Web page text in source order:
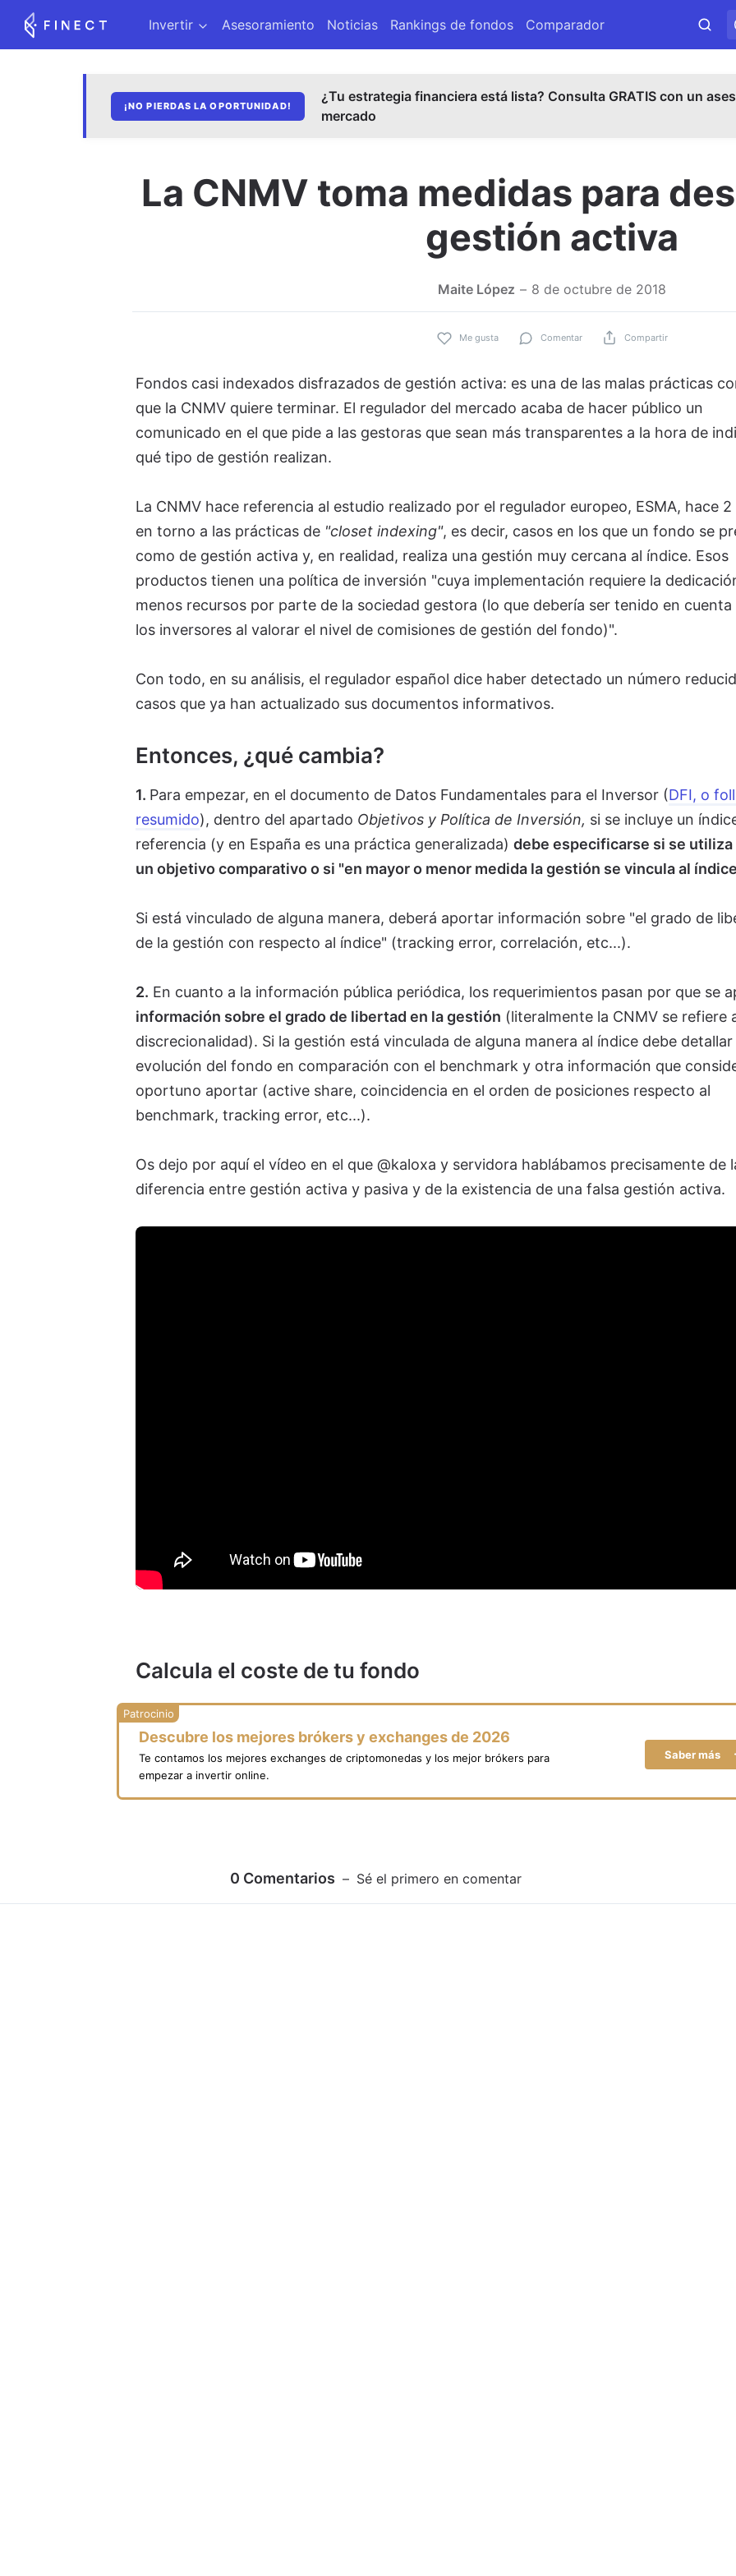
Invertir Asesoramiento Noticias Rankings de fondos Comparador
¡NO PIERDAS LA OPORTUNIDAD!
¿Tu estrategia financiera está lista? Consulta GRATIS con un
mercado
La CNMV toma medidas para
gestión activa
Maite López 8 de octubre de 2018
Me gusta Comentar Compartir
Fondos casi indexados disfrazados de gestión activa: es una de las malas prácticas
que la CNMV quiere terminar. El regulador del mercado acaba de hacer público un
comunicado en el que pide a las gestoras que sean más transparentes a la hora de
qué tipo de gestión realizan.
La CNMV hace referencia al estudio realizado por el regulador europeo, ESMA, hace 2
en torno a las prácticas de "closet indexing", es decir, casos en los que un fondo se
como de gestión activa y, en realidad, realiza una gestión muy cercana al índice. Esos
productos tienen una política de inversión "cuya implementación requiere la
menos recursos por parte de la sociedad gestora (lo que debería ser tenido en cuenta
los inversores al valorar el nivel de comisiones de gestión del fondo)".
Con todo, en su análisis, el regulador español dice haber detectado un número
casos que ya han actualizado sus documentos informativos.
Entonces, ¿qué cambia?
1. Para empezar, en el documento de Datos Fundamentales para el Inversor (DFI, o
resumido), dentro del apartado Objetivos y Política de Inversión, si se incluye un
referencia (y en España es una práctica generalizada) debe especificarse si se utiliza
un objetivo comparativo o si "en mayor o menor medida la gestión se vincula al
Si está vinculado de alguna manera, deberá aportar información sobre "el grado de
de la gestión con respecto al índice" (tracking error, correlación, etc...).
2. En cuanto a la información pública periódica, los requerimientos pasan por que se
información sobre el grado de libertad en la gestión (literalmente la CNMV se refiere
discrecionalidad). Si la gestión está vinculada de alguna manera al índice debe detallar
evolución del fondo en comparación con el benchmark y otra información que
oportuno aportar (active share, coincidencia en el orden de posiciones respecto al
benchmark, tracking error, etc...).
Os dejo por aquí el vídeo en el que @kaloxa y servidora hablábamos precisamente de
diferencia entre gestión activa y pasiva y de la existencia de una falsa gestión activa.
Calcula el coste de tu fondo
Descubre los mejores brókers y exchanges de 2026
Te contamos los mejores exchanges de criptomonedas y los mejor brókers para
empezar a invertir online.
Saber más
0 Comentarios Sé el primero en comentar